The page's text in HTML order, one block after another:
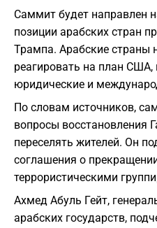
Саммит будет направлен
позиции арабских стран
Трампа. Арабские страны
реагировать на план
юридические и
По словам источников,
вопросы восстановления
переселять жителей. Он
соглашения о
террористическими
Ахмед Абуль Гейт,
арабских государств,